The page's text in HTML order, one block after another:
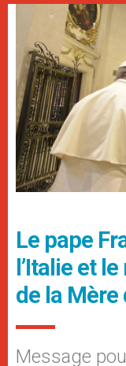
Le pape
l’Italie et
de la Mère
Message